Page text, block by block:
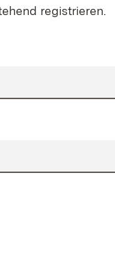
registrieren.